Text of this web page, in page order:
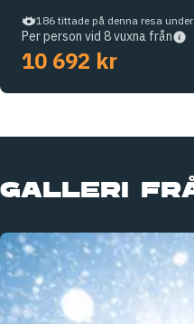
186 tittade på denna resa
Per person vid 8 vuxna från
10 692 kr
GALLERI